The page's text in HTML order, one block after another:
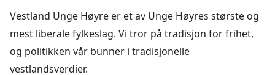
Vestland Unge Høyre er et av Unge Høyres største og
mest liberale fylkeslag. Vi tror på tradisjon for frihet,
og politikken vår bunner i tradisjonelle
vestlandsverdier.